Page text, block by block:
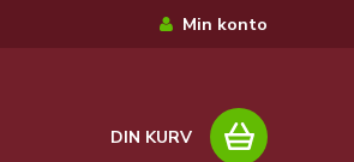
Min konto
DIN KURV